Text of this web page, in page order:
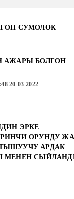
СУМОЛОК
АЖАРЫ БОЛГОН
20-03-2022
ЭРКЕ
ОРУНДУ
АРДАК
МЕНЕН